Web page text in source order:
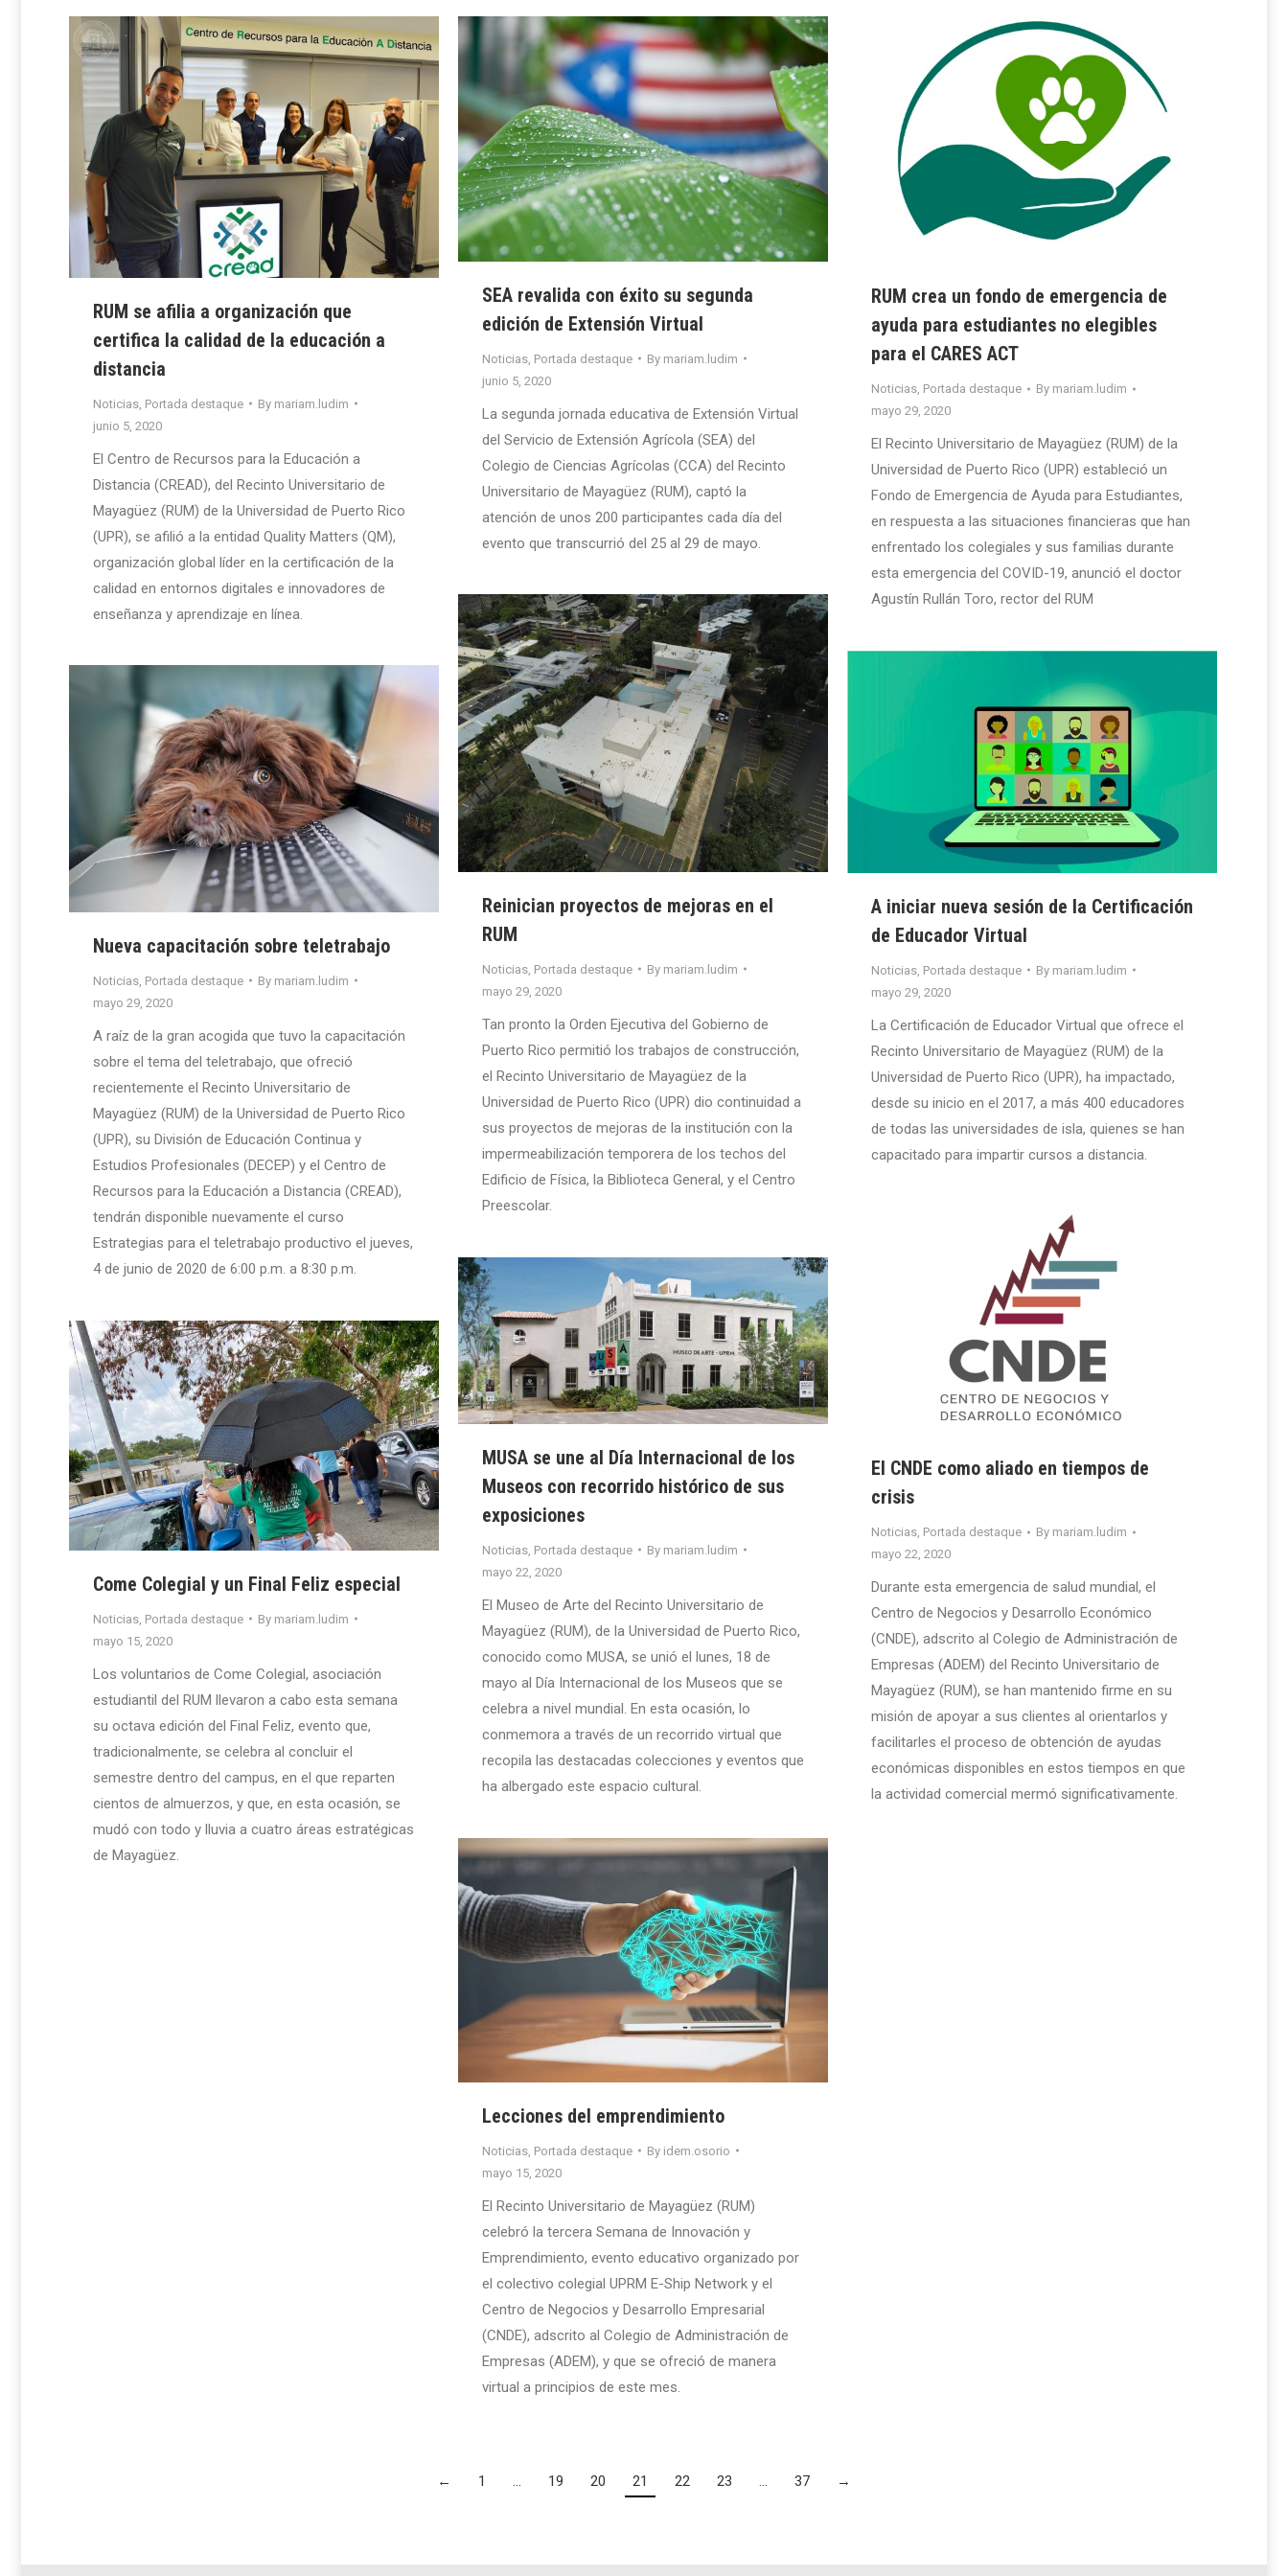
RUM se afilia a organización que
certifica la calidad de la educación a
distancia
Noticias Portada destaque By mariam.ludim
junio 5, 2020
El Centro de Recursos para la Educación a
Distancia (CREAD), del Recinto Universitario de
Mayagüez (RUM) de la Universidad de Puerto Rico
(UPR), se afilió a la entidad Quality Matters (QM),
organización global líder en la certificación de la
calidad en entornos digitales e innovadores de
enseñanza y aprendizaje en línea.
SEA revalida con éxito su segunda
edición de Extensión Virtual
Noticias Portada destaque By mariam.ludim
junio 5, 2020
La segunda jornada educativa de Extensión Virtual
del Servicio de Extensión Agrícola (SEA) del
Colegio de Ciencias Agrícolas (CCA) del Recinto
Universitario de Mayagüez (RUM), captó la
atención de unos 200 participantes cada día del
evento que transcurrió del 25 al 29 de mayo.
RUM crea un fondo de emergencia de
ayuda para estudiantes no elegibles
para el CARES ACT
Noticias, Portada destaque By mariam.ludim
mayo 29, 2020
El Recinto Universitario de Mayagüez (RUM) de la
Universidad de Puerto Rico (UPR) estableció un
Fondo de Emergencia de Ayuda para Estudiantes,
en respuesta a las situaciones financieras que han
enfrentado los colegiales y sus familias durante
esta emergencia del COVID-19, anunció el doctor
Agustín Rullán Toro, rector del RUM
Reinician proyectos de mejoras en el
RUM
Noticias Portada destaque By mariam.ludim
mayo 29, 2020
Tan pronto la Orden Ejecutiva del Gobierno de
Puerto Rico permitió los trabajos de construcción,
el Recinto Universitario de Mayagüez de la
Universidad de Puerto Rico (UPR) dio continuidad a
sus proyectos de mejoras de la institución con la
impermeabilización temporera de los techos del
Edificio de Física, la Biblioteca General, y el Centro
Preescolar.
A iniciar nueva sesión de la Certificación
de Educador Virtual
Noticias Portada destaque By mariam.ludim
mayo 29, 2020
La Certificación de Educador Virtual que ofrece el
Recinto Universitario de Mayagüez (RUM) de la
Universidad de Puerto Rico (UPR), ha impactado,
desde su inicio en el 2017, a más 400 educadores
de todas las universidades de isla, quienes se han
capacitado para impartir cursos a distancia.
Nueva capacitación sobre teletrabajo
Noticias Portada destaque By mariam.ludim
mayo 29, 2020
A raíz de la gran acogida que tuvo la capacitación
sobre el tema del teletrabajo, que ofreció
recientemente el Recinto Universitario de
Mayagüez (RUM) de la Universidad de Puerto Rico
(UPR), su División de Educación Continua y
Estudios Profesionales (DECEP) y el Centro de
Recursos para la Educación a Distancia (CREAD),
tendrán disponible nuevamente el curso
Estrategias para el teletrabajo productivo el jueves,
4 de junio de 2020 de 6:00 p.m. a 8:30 p.m.
El CNDE como aliado en tiempos de
crisis
Noticias, Portada destaque By mariam.ludim
mayo 22, 2020
Durante esta emergencia de salud mundial, el
Centro de Negocios y Desarrollo Económico
(CNDE), adscrito al Colegio de Administración de
Empresas (ADEM) del Recinto Universitario de
Mayagüez (RUM), se han mantenido firme en su
misión de apoyar a sus clientes al orientarlos y
facilitarles el proceso de obtención de ayudas
económicas disponibles en estos tiempos en que
la actividad comercial mermó significativamente.
MUSA se une al Día Internacional de los
Museos con recorrido histórico de sus
exposiciones
Noticias Portada destaque By mariam.ludim
mayo 22, 2020
El Museo de Arte del Recinto Universitario de
Mayagüez (RUM), de la Universidad de Puerto Rico,
conocido como MUSA, se unió el lunes, 18 de
mayo al Día Internacional de los Museos que se
celebra a nivel mundial. En esta ocasión, lo
conmemora a través de un recorrido virtual que
recopila las destacadas colecciones y eventos que
ha albergado este espacio cultural.
Come Colegial y un Final Feliz especial
Noticias Portada destaque By mariam.ludim
mayo 15, 2020
Los voluntarios de Come Colegial, asociación
estudiantil del RUM llevaron a cabo esta semana
su octava edición del Final Feliz, evento que,
tradicionalmente, se celebra al concluir el
semestre dentro del campus, en el que reparten
cientos de almuerzos, y que, en esta ocasión, se
mudó con todo y lluvia a cuatro áreas estratégicas
de Mayagüez.
Lecciones del emprendimiento
Noticias Portada destaque By idem.osorio
mayo 15, 2020
El Recinto Universitario de Mayagüez (RUM)
celebró la tercera Semana de Innovación y
Emprendimiento, evento educativo organizado por
el colectivo colegial UPRM E-Ship Network y el
Centro de Negocios y Desarrollo Empresarial
(CNDE), adscrito al Colegio de Administración de
Empresas (ADEM), y que se ofreció de manera
virtual a principios de este mes.
← 1 … 19 20 21 22 23 … 37 →